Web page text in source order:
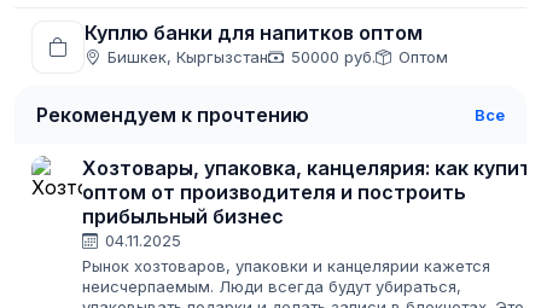
Куплю банки для напитков оптом
Бишкек, Кыргызстан 50000 руб. Оптом
Рекомендуем к прочтению Все
Хозтовары, упаковка, канцелярия: как
оптом от производителя и построить
прибыльный бизнес
04.11.2025
Рынок хозтоваров, упаковки и канцелярии кажется
неисчерпаемым. Люди всегда будут убираться,